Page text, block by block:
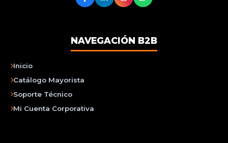
NAVEGACIÓN B2B
Inicio
Catálogo Mayorista
Soporte Técnico
Mi Cuenta Corporativa